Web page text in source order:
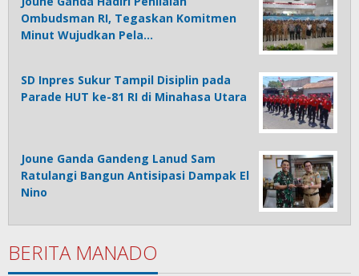
Ombudsman RI, Tegaskan Komitmen
Minut Wujudkan Pela…
SD Inpres Sukur Tampil Disiplin pada
Parade HUT ke-81 RI di Minahasa Utara
Joune Ganda Gandeng Lanud Sam
Ratulangi Bangun Antisipasi Dampak El
Nino
BERITA MANADO